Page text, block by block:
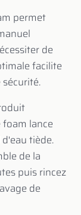
permet
de
facilite
lance
tiède.
de la
puis rincez
de